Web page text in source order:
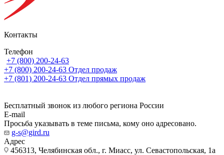
Контакты
Телефон
+7 (800) 200-24-63
+7 (800) 200-24-63 Отдел продаж
+7 (801) 200-24-63 Отдел прямых продаж
Бесплатный звонок из любого региона России
E-mail
Просьба указывать в теме письма, кому оно адресовано.
g-s@gird.ru
Адрес
456313, Челябинская обл., г. Миасс, ул. Севастопольская, 1а